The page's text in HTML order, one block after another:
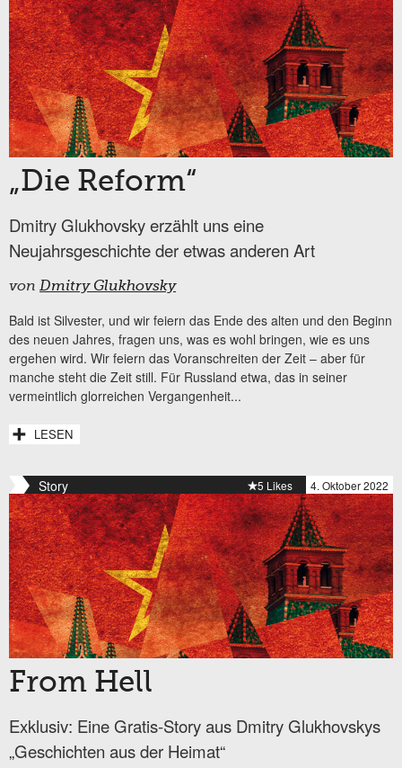
„Die Reform“
Dmitry Glukhovsky erzählt uns eine
Neujahrsgeschichte der etwas anderen Art
von Dmitry Glukhovsky
Bald ist Silvester, und wir feiern das Ende des alten und den Beginn
des neuen Jahres, fragen uns, was es wohl bringen, wie es uns
ergehen wird. Wir feiern das Voranschreiten der Zeit – aber für
manche steht die Zeit still. Für Russland etwa, das in seiner
vermeintlich glorreichen Vergangenheit...
LESEN
Story 4. Oktober 2022
5 Likes
From Hell
Exklusiv: Eine Gratis-Story aus Dmitry Glukhovskys
„Geschichten aus der Heimat“